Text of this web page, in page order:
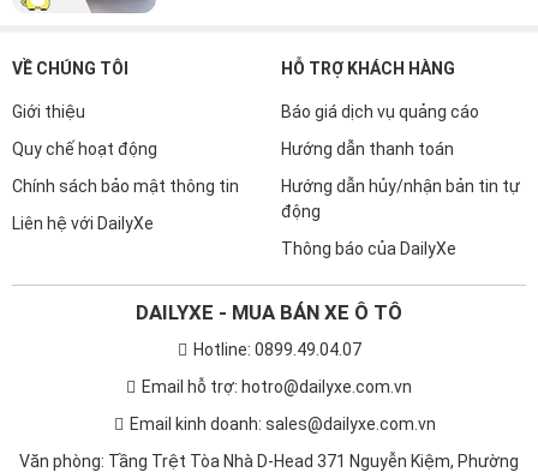
VỀ CHÚNG TÔI
Giới thiệu
Quy chế hoạt động
Chính sách bảo mật thông tin
Liên hệ với DailyXe
HỖ TRỢ KHÁCH HÀNG
Báo giá dịch vụ quảng cáo
Hướng dẫn thanh toán
Hướng dẫn hủy/nhận bản tin tự
động
Thông báo của DailyXe
DAILYXE - MUA BÁN XE Ô TÔ
Hotline: 0899.49.04.07
Email hỗ trợ: hotro@dailyxe.com.vn
Email kinh doanh: sales@dailyxe.com.vn
Văn phòng: Tầng Trệt Tòa Nhà D-Head 371 Nguyễn Kiệm, Phường